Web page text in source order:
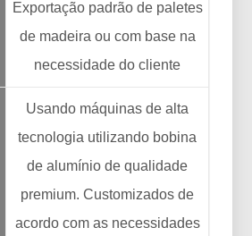
Exportação padrão de paletes
de madeira ou com base na
necessidade do cliente
Usando máquinas de alta
tecnologia utilizando bobina
de alumínio de qualidade
premium. Customizados de
acordo com as necessidades